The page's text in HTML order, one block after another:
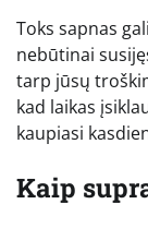
Toks sapnas
nebūtinai
tarp jūsų
kad laikas
kaupiasi
Kaip